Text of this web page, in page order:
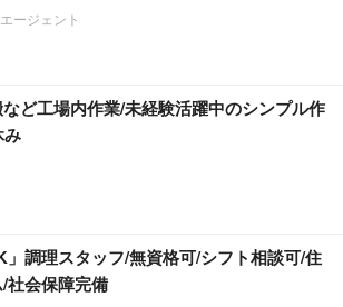
ージェント
ど工場内作業/未経験活躍中のシンプル作
み
」調理スタッフ/無資格可/シフト相談可/住
社会保障完備